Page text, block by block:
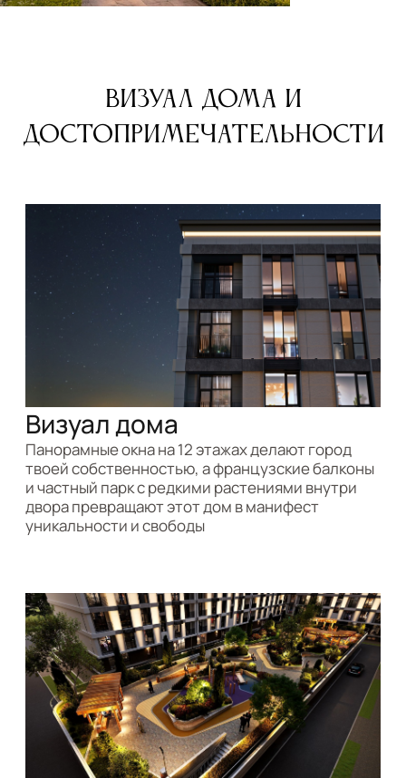
Сдача дома
в II квартале
ПЛАНИРОВОЧНЫЕ
РЕШЕНИЯ